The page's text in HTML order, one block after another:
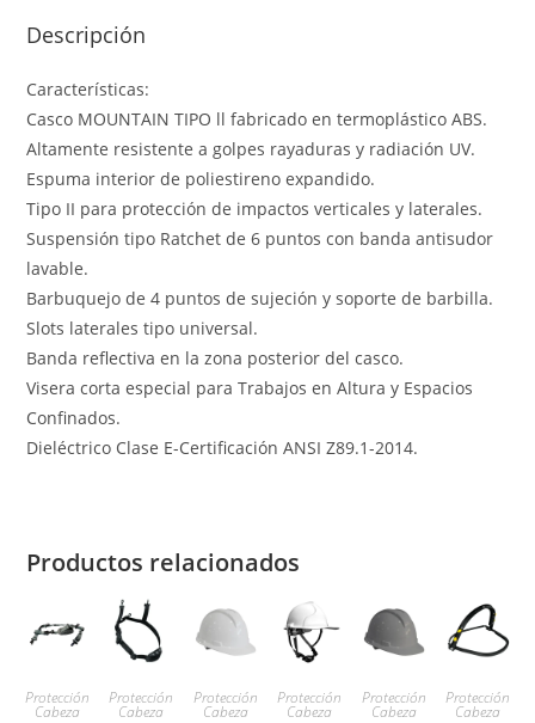
Descripción
Características:
Casco MOUNTAIN TIPO ll fabricado en termoplástico ABS.
Altamente resistente a golpes rayaduras y radiación UV.
Espuma interior de poliestireno expandido.
Tipo II para protección de impactos verticales y laterales.
Suspensión tipo Ratchet de 6 puntos con banda antisudor
lavable.
Barbuquejo de 4 puntos de sujeción y soporte de barbilla.
Slots laterales tipo universal.
Banda reflectiva en la zona posterior del casco.
Visera corta especial para Trabajos en Altura y Espacios
Confinados.
Dieléctrico Clase E-Certificación ANSI Z89.1-2014.
Productos relacionados
Protección
Cabeza
Protección
Cabeza
Protección
Cabeza
Protección
Cabeza
Protección
Cabeza
Protección
Cabeza